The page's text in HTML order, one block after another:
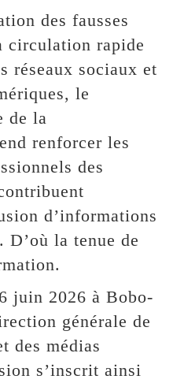
des fausses
circulation rapide
réseaux sociaux et
le
de la
renforcer les
des
d’informations
la tenue de
juin 2026 à Bobo-
générale de
des médias
s’inscrit ainsi